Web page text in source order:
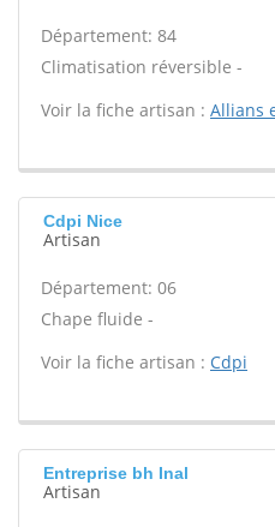
Département: 84
Climatisation réversible -
Voir la fiche artisan : Allians
Cdpi Nice
Artisan
Département: 06
Chape fluide -
Voir la fiche artisan : Cdpi
Entreprise bh Inal
Artisan